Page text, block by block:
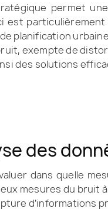
permet
est
planification
exempte de
des solutions
des
dans quelle
mesures du bruit
d’informations